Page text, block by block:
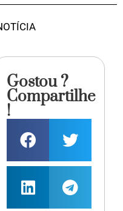
Gostou ?
Compartilhe
!